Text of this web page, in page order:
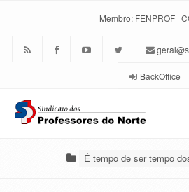
Membro: FENPROF |
BackOffice
É tempo de ser tempo